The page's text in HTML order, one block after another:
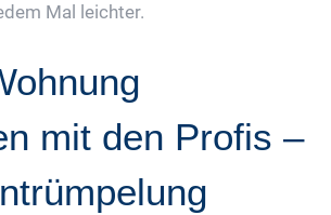
Mal leichter.
mit den Profis –